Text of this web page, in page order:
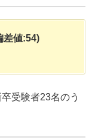
差値:54)
受験者23名のう